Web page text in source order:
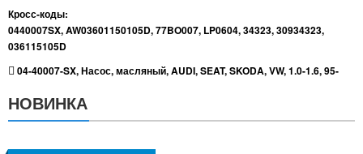
Кросс-коды:
0440007SX, AW03601150105D, 77BO007, LP0604, 34323, 30934323,
036115105D
04-40007-SX,Насос,масляный,AUDI,SEAT,SKODA,VW,1.0-1.6,95-
НОВИНКА